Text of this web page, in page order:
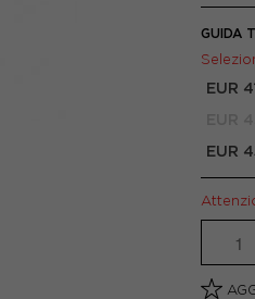
GUIDA
EUR
EUR